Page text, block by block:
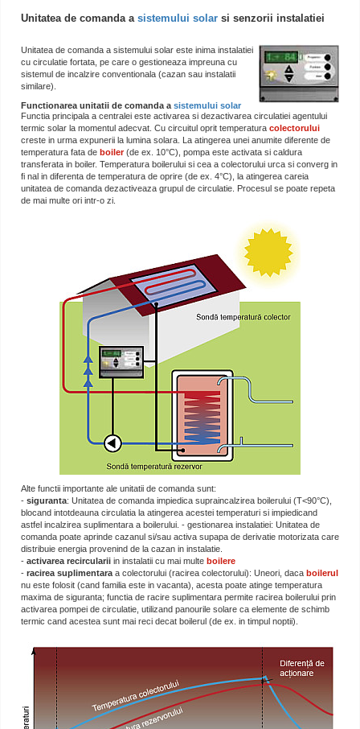
Unitatea de comanda a sistemului solar si senzorii instalatiei
Unitatea de comanda a sistemului solar este inima instalatiei
cu circulatie fortata, pe care o gestioneaza impreuna cu
sistemul de incalzire conventionala (cazan sau instalatii
similare).
Functionarea unitatii de comanda a sistemului solar
Functia principala a centralei este activarea si dezactivarea circulatiei agentului
termic solar la momentul adecvat. Cu circuitul oprit temperatura colectorului
creste in urma expunerii la lumina solara. La atingerea unei anumite diferente de
temperatura fata de boiler(de ex. 10°C), pompa este activata si caldura
transferata in boiler. Temperatura boilerului si cea a colectorului urca si converg in
fi nal in diferenta de temperatura de oprire (de ex. 4°C), la atingerea careia
unitatea de comanda dezactiveaza grupul de circulatie. Procesul se poate repeta
de mai multe ori intr-o zi.
Alte functii importante ale unitatii de comanda sunt:
- siguranta: Unitatea de comanda impiedica supraincalzirea boilerului (T<90°C),
blocand intotdeauna circulatia la atingerea acestei temperaturi si impiedicand
astfel incalzirea suplimentara a boilerului. - gestionarea instalatiei: Unitatea de
comanda poate aprinde cazanul si/sau activa supapa de derivatie motorizata care
distribuie energia provenind de la cazan in instalatie.
- activarea recircularii in instalatii cu mai multe boilere
- racirea suplimentara a colectorului (racirea colectorului): Uneori, daca boilerul
nu este folosit (cand familia este in vacanta), acesta poate atinge temperatura
maxima de siguranta; functia de racire suplimentara permite racirea boilerului prin
activarea pompei de circulatie, utilizand panourile solare ca elemente de schimb
termic cand acestea sunt mai reci decat boilerul (de ex. in timpul noptii).